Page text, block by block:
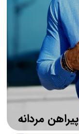
​​پیراهن مردانه